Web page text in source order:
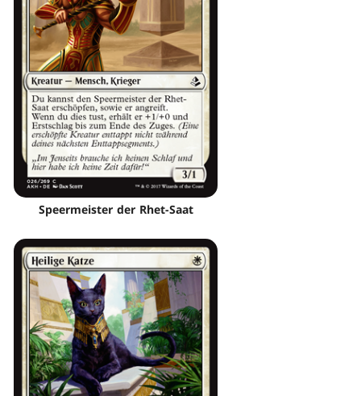
Speermeister der Rhet-Saat